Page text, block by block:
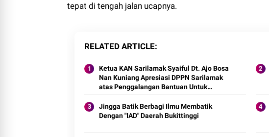
tepat di tengah jalan ucapnya.
RELATED ARTICLE
Ketua KAN Sarilamak Syaiful Dt. Ajo Bosa
Nan Kuniang Apresiasi DPPN Sarilamak
atas Penggalangan Bantuan Untuk
Jingga Batik Berbagi Ilmu Membatik
Dengan "IAD" Daerah Bukittinggi